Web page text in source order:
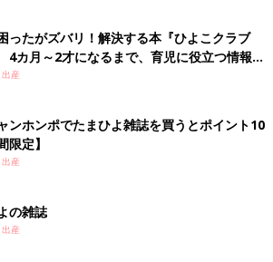
ったがズバリ！解決する本『ひよこクラブ
カ月～2才になるまで、育児に役立つ情報が
！
産
ンホンポでたまひよ雑誌を買うとポイント10
限定】
産
の雑誌
産